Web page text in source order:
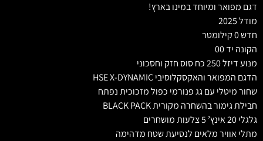
דגם מפואר ומיוחד במינו בארץ!
מודל 2025
חדש 0 קילומטר
הקונה יד 00
מנוע דיזל 250 כח סוס חזק וחסכוני
הדגם המפואר והאקסקלוסיבי HSE X-DYNAMIC
שחור מיטלי עם גג פנורמי כפול מזכוכית נפתח
חבילת גימור בהשחרה מקורית BLACK PACK
גלגלי 20 אינץ’ 5 צלעות מושחרים
מתלי אוויר מלאים לנסיעת שטח מדהימה